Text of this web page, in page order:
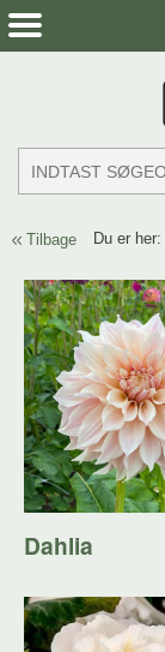
Tilbage Du er her:
Dahlia